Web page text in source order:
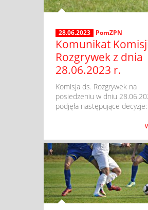
28.06.2023 PomZPN
Komunikat
Rozgrywek z dnia
28.06.2023 r.
​ Komisja ds. Rozgrywek na
posiedzeniu w dniu
podjęła następujące decyzje: